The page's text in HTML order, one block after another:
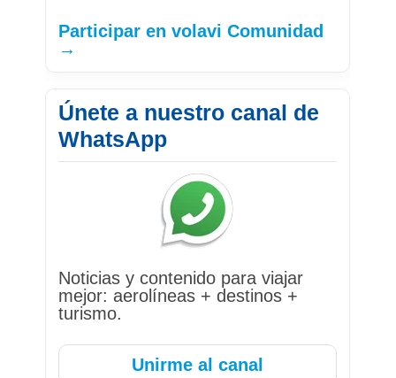
Participar en volavi Comunidad
→
Únete a nuestro canal de
WhatsApp
Noticias y contenido para viajar
mejor: aerolíneas + destinos +
turismo.
Unirme al canal